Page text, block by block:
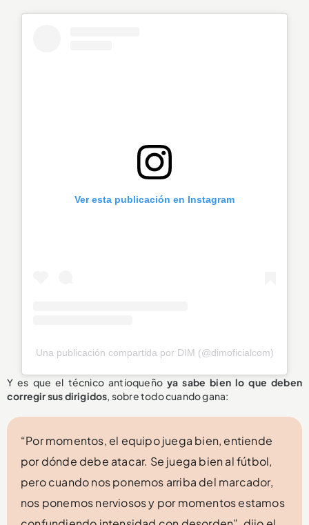
Ver esta publicación en Instagram
Una publicación compartida por DIM (@dimoficialcom)
Y es que el técnico antioqueño ya sabe bien lo que deben
corregir sus dirigidos, sobre todo cuando gana:
“Por momentos, el equipo juega bien, entiende
por dónde debe atacar. Se juega bien al fútbol,
pero cuando nos ponemos arriba del marcador,
nos ponemos nerviosos y por momentos estamos